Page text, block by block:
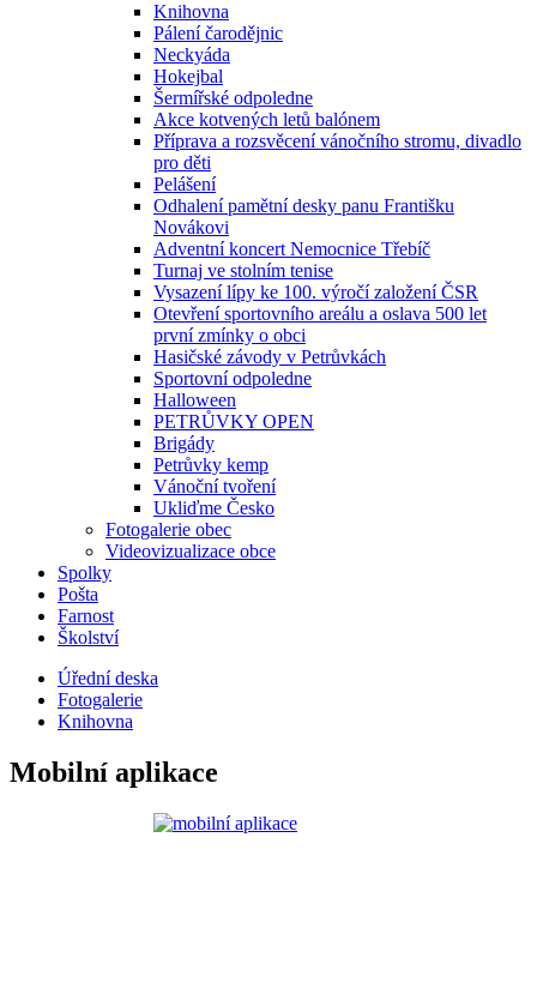
Knihovna
Pálení čarodějnic
Neckyáda
Hokejbal
Šermířské odpoledne
Akce kotvených letů balónem
Příprava a rozsvěcení vánočního stromu, divadlo
pro děti
Pelášení
Odhalení pamětní desky panu Františku
Novákovi
Adventní koncert Nemocnice Třebíč
Turnaj ve stolním tenise
Vysazení lípy ke 100. výročí založení ČSR
Otevření sportovního areálu a oslava 500 let
první zmínky o obci
Hasičské závody v Petrůvkách
Sportovní odpoledne
Halloween
PETRŮVKY OPEN
Brigády
Petrůvky kemp
Vánoční tvoření
Ukliďme Česko
Fotogalerie obec
Videovizualizace obce
Spolky
Pošta
Farnost
Školství
Úřední deska
Fotogalerie
Knihovna
Mobilní aplikace